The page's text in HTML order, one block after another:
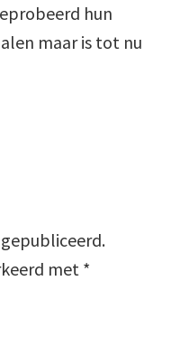
hun
maar is tot nu
met *